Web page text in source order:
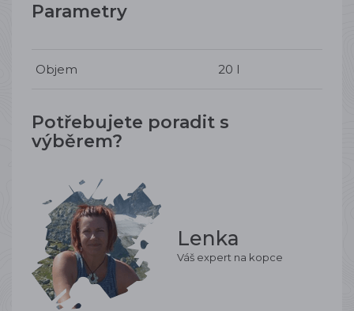
Parametry
Objem 20 l
Potřebujete poradit s
výběrem?
Lenka
Váš expert na kopce